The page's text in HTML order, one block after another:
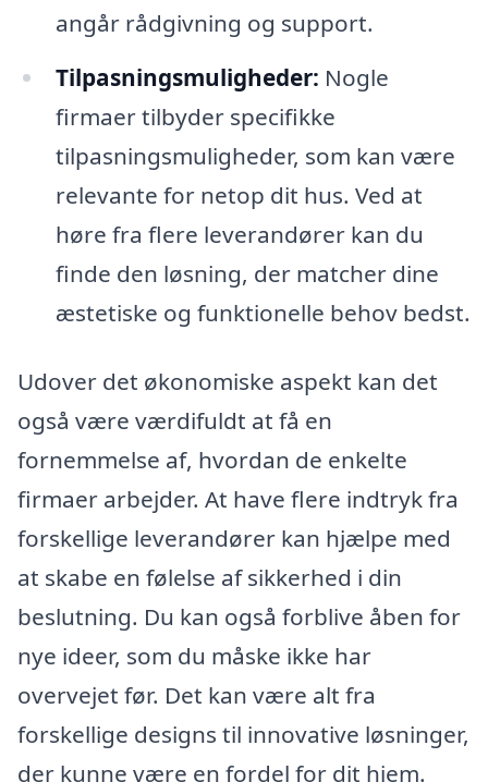
angår rådgivning og support.
Tilpasningsmuligheder: Nogle
firmaer tilbyder specifikke
tilpasningsmuligheder, som kan være
relevante for netop dit hus. Ved at
høre fra flere leverandører kan du
finde den løsning, der matcher dine
æstetiske og funktionelle behov bedst.
Udover det økonomiske aspekt kan det
også være værdifuldt at få en
fornemmelse af, hvordan de enkelte
firmaer arbejder. At have flere indtryk fra
forskellige leverandører kan hjælpe med
at skabe en følelse af sikkerhed i din
beslutning. Du kan også forblive åben for
nye ideer, som du måske ikke har
overvejet før. Det kan være alt fra
forskellige designs til innovative løsninger,
der kunne være en fordel for dit hjem.